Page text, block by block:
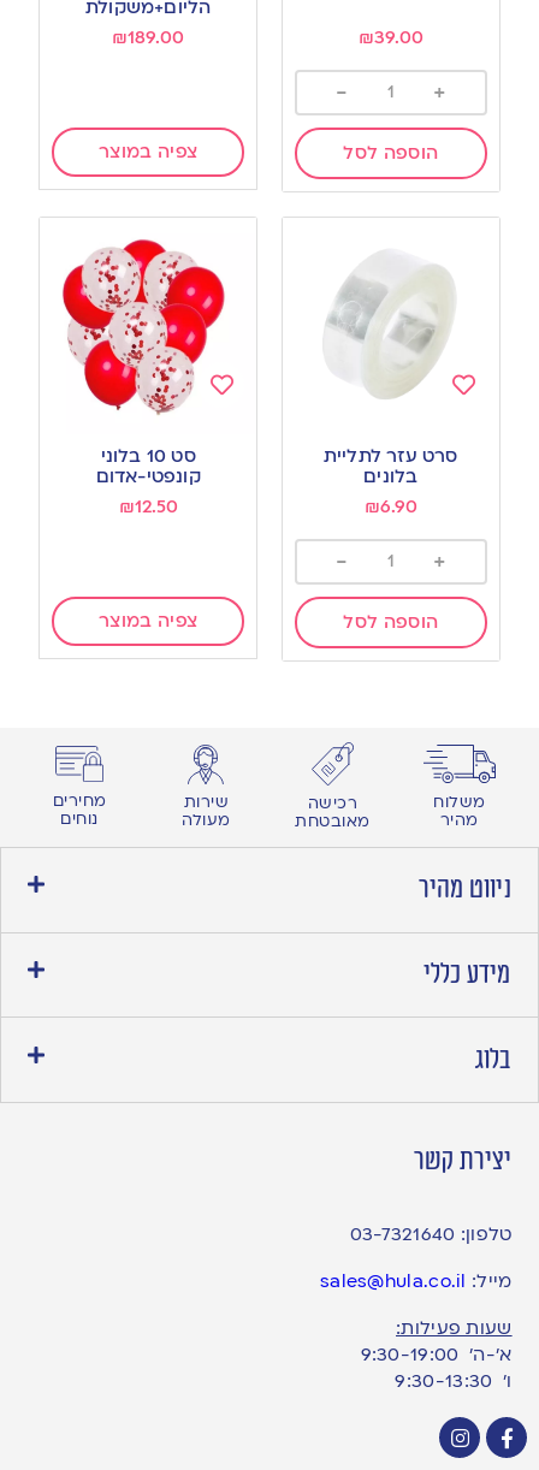
₪39.00
+
-
הוספה לסל
הליום+משקולת
₪189.00
צפיה במוצר
סרט עזר לתליית
בלונים
₪6.90
+
-
הוספה לסל
wishlist
סט 10 בלוני
קונפטי-אדום
₪12.50
צפיה במוצר
משלוח
מהיר
רכישה
מאובטחת
שירות
מעולה
מחירים
נוחים
ניווט מהיר
מידע כללי
בלוג
יצירת קשר
טלפון: 03-7321640
מייל: sales@hula.co.il
שעות פעילות:
א’-ה’ 9:30-19:00
ו׳ 9:30-13:30